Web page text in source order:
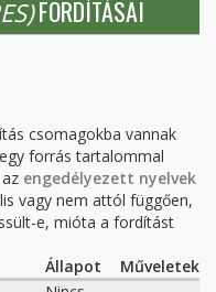
FORDÍTÁSAI
csomagokba vannak
forrás tartalommal
engedélyezett nyelvek
vagy nem attól függően,
e, mióta a fordítást
Állapot
Műveletek